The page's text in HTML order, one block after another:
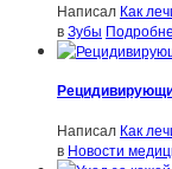
Написал Как
вЗубы
Написал Как
в Новости